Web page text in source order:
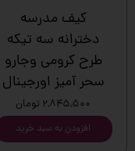
کیف مدرسه
دخترانه سه تیکه
طرح کرومی وجارو
سحر آمیز اورجینال
۲,۸۴۵,۵۰۰ تومان
افزودن به سبد خرید